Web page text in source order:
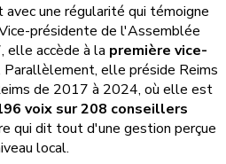
une régularité qui témoigne
présidente de l'Assemblée
accède à la première vice-
Parallèlement, elle préside Reims
de 2017 à 2024, où elle est
voix sur 208 conseillers
qui dit tout d'une gestion perçue
local.